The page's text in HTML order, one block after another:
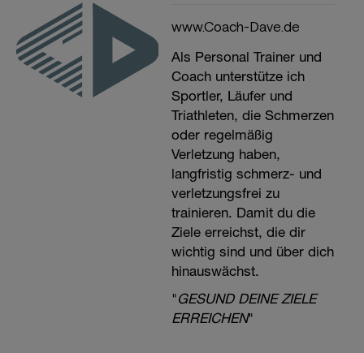
www.Coach-Dave.de
Als Personal Trainer und
Coach unterstütze ich
Sportler, Läufer und
Triathleten, die Schmerzen
oder regelmäßig
Verletzung haben,
langfristig schmerz- und
verletzungsfrei zu
trainieren. Damit du die
Ziele erreichst, die dir
wichtig sind und über dich
hinauswächst.
"GESUND DEINE ZIELE
ERREICHEN"